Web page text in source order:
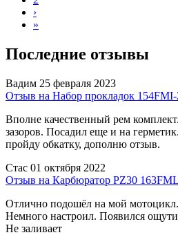
›
»
Последние отзывы
Вадим 25 февраля 2023
Отзыв на Набор прокладок
Вполне качественный рем
зазоров. Посадил еще и на
пройду обкатку, дополню отзыв.
Стас 01 октября 2022
Отзыв на Карбюратор PZ30
Отлично подошёл на мой мотоцикл.
Немного настроил. Появился
Не заливает